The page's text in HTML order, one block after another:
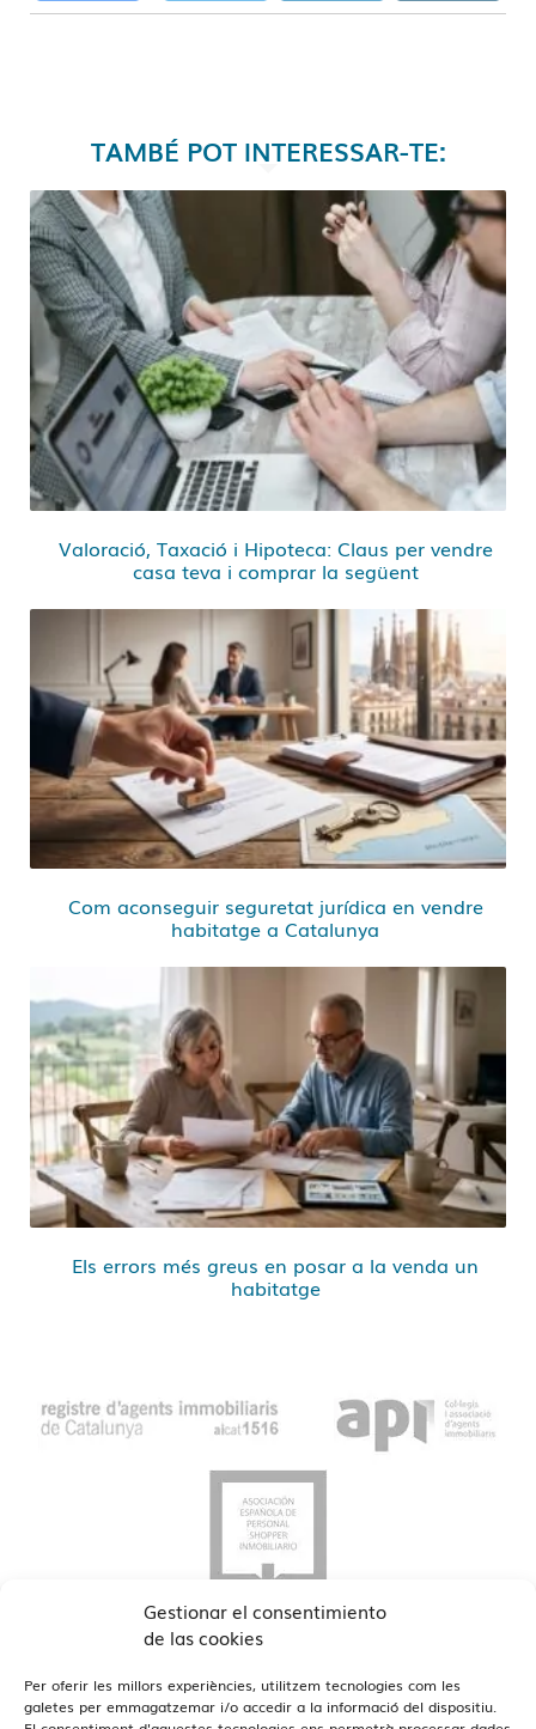
Gestionar el consentimiento
de las cookies
Per oferir les millors experiències, utilitzem tecnologies com les
galetes per emmagatzemar i/o accedir a la informació del dispositiu.
TAMBÉ POT INTERESSAR-TE:
Valoració, Taxació i Hipoteca: Claus per vendre
casa teva i comprar la següent
Com aconseguir seguretat jurídica en vendre
habitatge a Catalunya
Els errors més greus en posar a la venda un
habitatge